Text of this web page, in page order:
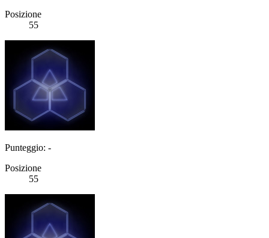
Posizione
55
Punteggio: -
Posizione
55